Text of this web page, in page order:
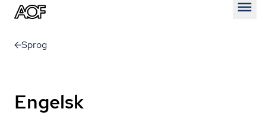
Sprog
Engelsk